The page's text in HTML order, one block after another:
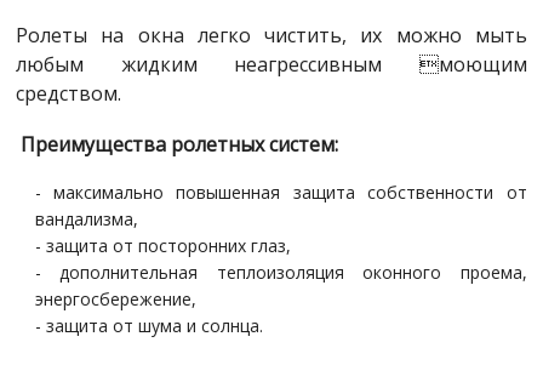
Ролеты на окна легко чистить, их можно мыть
любым жидким неагрессивным моющим
средством.
Преимущества ролетных систем:
- максимально повышенная защита собственности от
вандализма,
- защита от посторонних глаз,
- дополнительная теплоизоляция оконного проема,
энергосбережение,
- защита от шума и солнца.